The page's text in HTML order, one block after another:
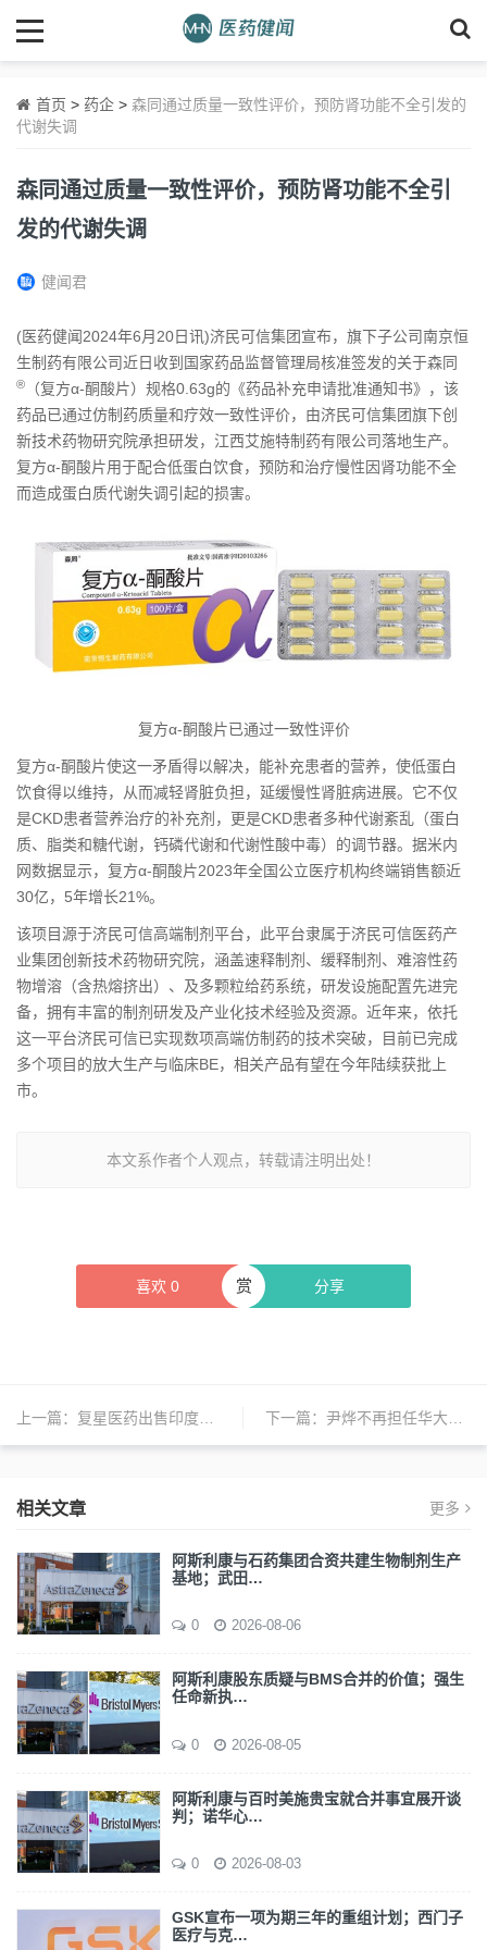
首页 > 药企 > 森同通过质量一致性评价，预防肾功能不全引发的
代谢失调
森同通过质量一致性评价，预防肾功能不全引
发的代谢失调
健闻君
(医药健闻2024年6月20日讯)济民可信集团宣布，旗下子公司南京恒
生制药有限公司近日收到国家药品监督管理局核准签发的关于森同
®
（复方α-酮酸片）规格0.63g的《药品补充申请批准通知书》，该
药品已通过仿制药质量和疗效一致性评价，由济民可信集团旗下创
新技术药物研究院承担研发，江西艾施特制药有限公司落地生产。
复方α-酮酸片用于配合低蛋白饮食，预防和治疗慢性因肾功能不全
而造成蛋白质代谢失调引起的损害。
复方α-酮酸片已通过一致性评价
复方α-酮酸片使这一矛盾得以解决，能补充患者的营养，使低蛋白
饮食得以维持，从而减轻肾脏负担，延缓慢性肾脏病进展。它不仅
是CKD患者营养治疗的补充剂，更是CKD患者多种代谢紊乱（蛋白
质、脂类和糖代谢，钙磷代谢和代谢性酸中毒）的调节器。据米内
网数据显示，复方α-酮酸片2023年全国公立医疗机构终端销售额近
30亿，5年增长21%。
该项目源于济民可信高端制剂平台，此平台隶属于济民可信医药产
业集团创新技术药物研究院，涵盖速释制剂、缓释制剂、难溶性药
物增溶（含热熔挤出）、及多颗粒给药系统，研发设施配置先进完
备，拥有丰富的制剂研发及产业化技术经验及资源。近年来，依托
这一平台济民可信已实现数项高端仿制药的技术突破，目前已完成
多个项目的放大生产与临床BE，相关产品有望在今年陆续获批上
市。
本文系作者个人观点，转载请注明出处！
喜欢 0 分享
赏
上一篇： 复星医药出售印度子公司Gland Pharma部分股权；武田股权投资亚盛医药；礼来对假冒旗下减肥药加大打击力度 | 日报 下一篇： 尹烨不再担任华大基因副董事长；丹纳赫诊断业务迎新帅；爱尔眼科收购Optimax进军英国市场 | 日报
相关文章 更多
阿斯利康与石药集团合资共建生物制剂生产
基地；武田…
0 2026-08-06
阿斯利康股东质疑与BMS合并的价值；强生
任命新执…
0 2026-08-05
阿斯利康与百时美施贵宝就合并事宜展开谈
判；诺华心…
0 2026-08-03
GSK宣布一项为期三年的重组计划；西门子
医疗与克…